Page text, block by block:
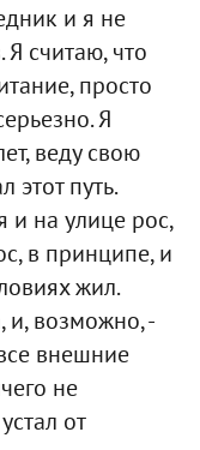
и я не
Я считаю, что
просто
Я
веду свою
этот путь.
на улице рос,
в принципе, и
жил.
и, возможно, -
внешние
не
от